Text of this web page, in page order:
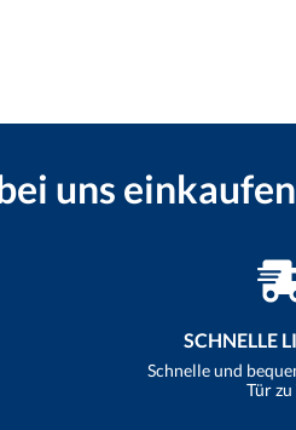
uns
SCHNELLE
Schnelle und
Tür